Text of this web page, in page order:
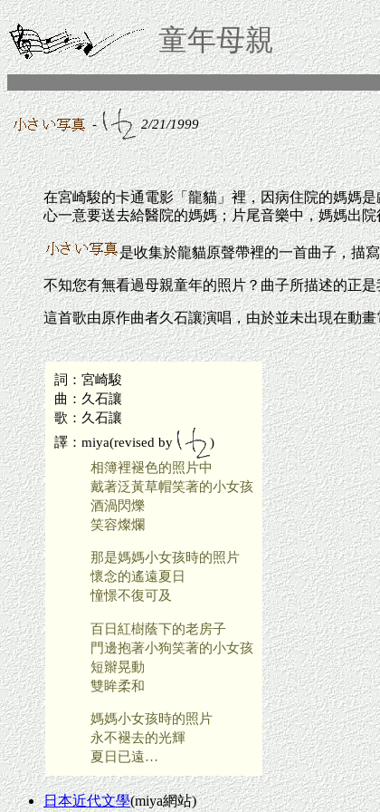
童年母親
- 2/21/1999
在宮崎駿的卡通電影「龍貓」裡，因病住院的媽媽
心一意要送去給醫院的媽媽；片尾音樂中，媽媽出
是收集於龍貓原聲帶裡的一首曲子，描
不知您有無看過母親童年的照片？曲子所描述的正
這首歌由原作曲者久石讓演唱，由於並未出現在動
詞：宮崎駿
曲：久石讓
歌：久石讓
譯：miya(revised by
)
相簿裡褪色的照片中
戴著泛黃草帽笑著的小女孩
酒渦閃爍
笑容燦爛
那是媽媽小女孩時的照片
懷念的遙遠夏日
憧憬不復可及
百日紅樹蔭下的老房子
門邊抱著小狗笑著的小女孩
短辮晃動
雙眸柔和
媽媽小女孩時的照片
永不褪去的光輝
夏日已遠…
日本近代文學(miya網站)